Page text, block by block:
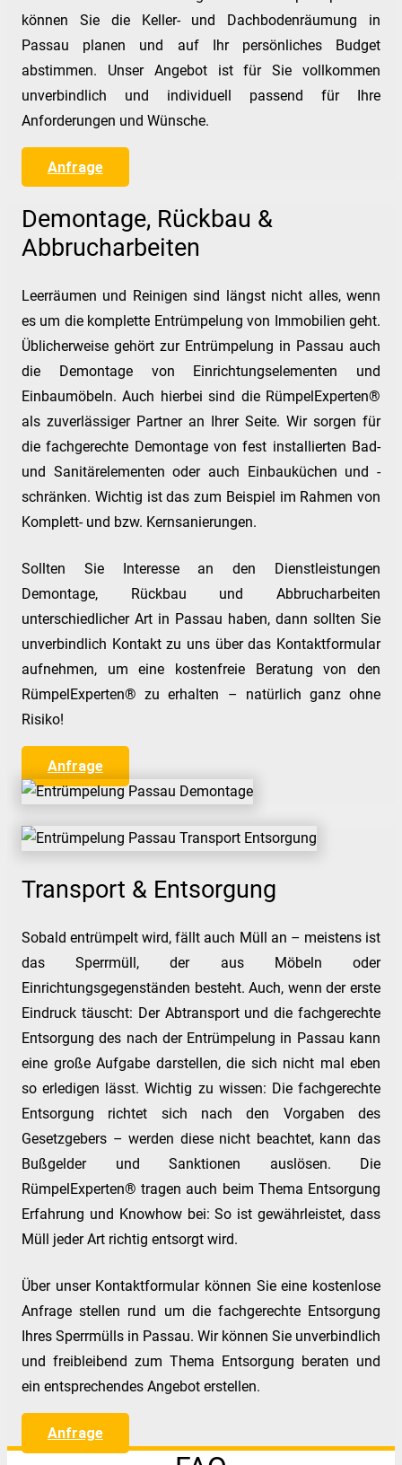
können Sie die Keller- und Dachbodenräumung in
Passau planen und auf Ihr persönliches Budget
abstimmen. Unser Angebot ist für Sie vollkommen
unverbindlich und individuell passend für Ihre
Anforderungen und Wünsche.
Anfrage
Demontage, Rückbau &
Abbrucharbeiten
Leerräumen und Reinigen sind längst nicht alles, wenn
es um die komplette Entrümpelung von Immobilien geht.
Üblicherweise gehört zur Entrümpelung in Passau auch
die Demontage von Einrichtungselementen und
Einbaumöbeln. Auch hierbei sind die RümpelExperten®
als zuverlässiger Partner an Ihrer Seite. Wir sorgen für
die fachgerechte Demontage von fest installierten Bad-
und Sanitärelementen oder auch Einbauküchen und -
schränken. Wichtig ist das zum Beispiel im Rahmen von
Komplett- und bzw. Kernsanierungen.
Sollten Sie Interesse an den Dienstleistungen
Demontage, Rückbau und Abbrucharbeiten
unterschiedlicher Art in Passau haben, dann sollten Sie
unverbindlich Kontakt zu uns über das Kontaktformular
aufnehmen, um eine kostenfreie Beratung von den
RümpelExperten® zu erhalten – natürlich ganz ohne
Risiko!
Anfrage
Transport & Entsorgung
Sobald entrümpelt wird, fällt auch Müll an – meistens ist
das Sperrmüll, der aus Möbeln oder
Einrichtungsgegenständen besteht. Auch, wenn der erste
Eindruck täuscht: Der Abtransport und die fachgerechte
Entsorgung des nach der Entrümpelung in Passau kann
eine große Aufgabe darstellen, die sich nicht mal eben
so erledigen lässt. Wichtig zu wissen: Die fachgerechte
Entsorgung richtet sich nach den Vorgaben des
Gesetzgebers – werden diese nicht beachtet, kann das
Bußgelder und Sanktionen auslösen. Die
RümpelExperten® tragen auch beim Thema Entsorgung
Erfahrung und Knowhow bei: So ist gewährleistet, dass
Müll jeder Art richtig entsorgt wird.
Über unser Kontaktformular können Sie eine kostenlose
Anfrage stellen rund um die fachgerechte Entsorgung
Ihres Sperrmülls in Passau. Wir können Sie unverbindlich
und freibleibend zum Thema Entsorgung beraten und
ein entsprechendes Angebot erstellen.
Anfrage